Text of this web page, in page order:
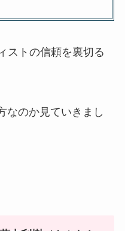
ストの信頼を裏切る
なのか見ていきまし